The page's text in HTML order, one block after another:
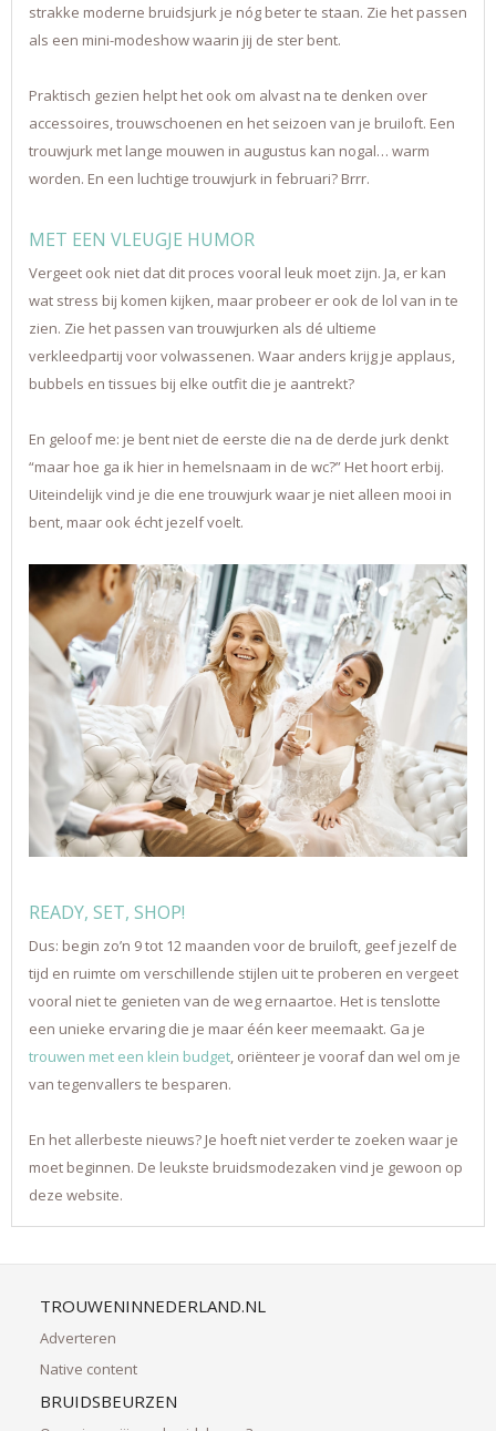
strakke moderne bruidsjurk je nóg beter te staan. Zie het passen
als een mini-modeshow waarin jij de ster bent.
Praktisch gezien helpt het ook om alvast na te denken over
accessoires, trouwschoenen en het seizoen van je bruiloft. Een
trouwjurk met lange mouwen in augustus kan nogal… warm
worden. En een luchtige trouwjurk in februari? Brrr.
MET EEN VLEUGJE HUMOR
Vergeet ook niet dat dit proces vooral leuk moet zijn. Ja, er kan
wat stress bij komen kijken, maar probeer er ook de lol van in te
zien. Zie het passen van trouwjurken als dé ultieme
verkleedpartij voor volwassenen. Waar anders krijg je applaus,
bubbels en tissues bij elke outfit die je aantrekt?
En geloof me: je bent niet de eerste die na de derde jurk denkt
“maar hoe ga ik hier in hemelsnaam in de wc?” Het hoort erbij.
Uiteindelijk vind je die ene trouwjurk waar je niet alleen mooi in
bent, maar ook écht jezelf voelt.
READY, SET, SHOP!
Dus: begin zo’n 9 tot 12 maanden voor de bruiloft, geef jezelf de
tijd en ruimte om verschillende stijlen uit te proberen en vergeet
vooral niet te genieten van de weg ernaartoe. Het is tenslotte
een unieke ervaring die je maar één keer meemaakt. Ga je
trouwen met een klein budget, oriënteer je vooraf dan wel om je
van tegenvallers te besparen.
En het allerbeste nieuws? Je hoeft niet verder te zoeken waar je
moet beginnen. De leukste bruidsmodezaken vind je gewoon op
deze website.
TROUWENINNEDERLAND.NL
Adverteren
Native content
BRUIDSBEURZEN